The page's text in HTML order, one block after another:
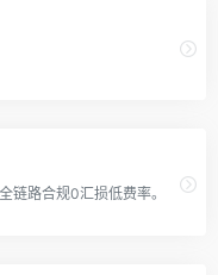
链路合规0汇损低费率。